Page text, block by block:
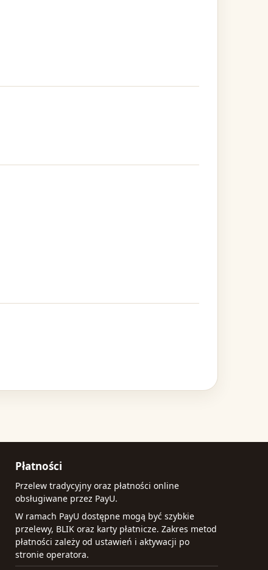
Płatności
Przelew tradycyjny oraz płatności online
obsługiwane przez PayU.
W ramach PayU dostępne mogą być szybkie
przelewy, BLIK oraz karty płatnicze. Zakres metod
płatności zależy od ustawień i aktywacji po
stronie operatora.